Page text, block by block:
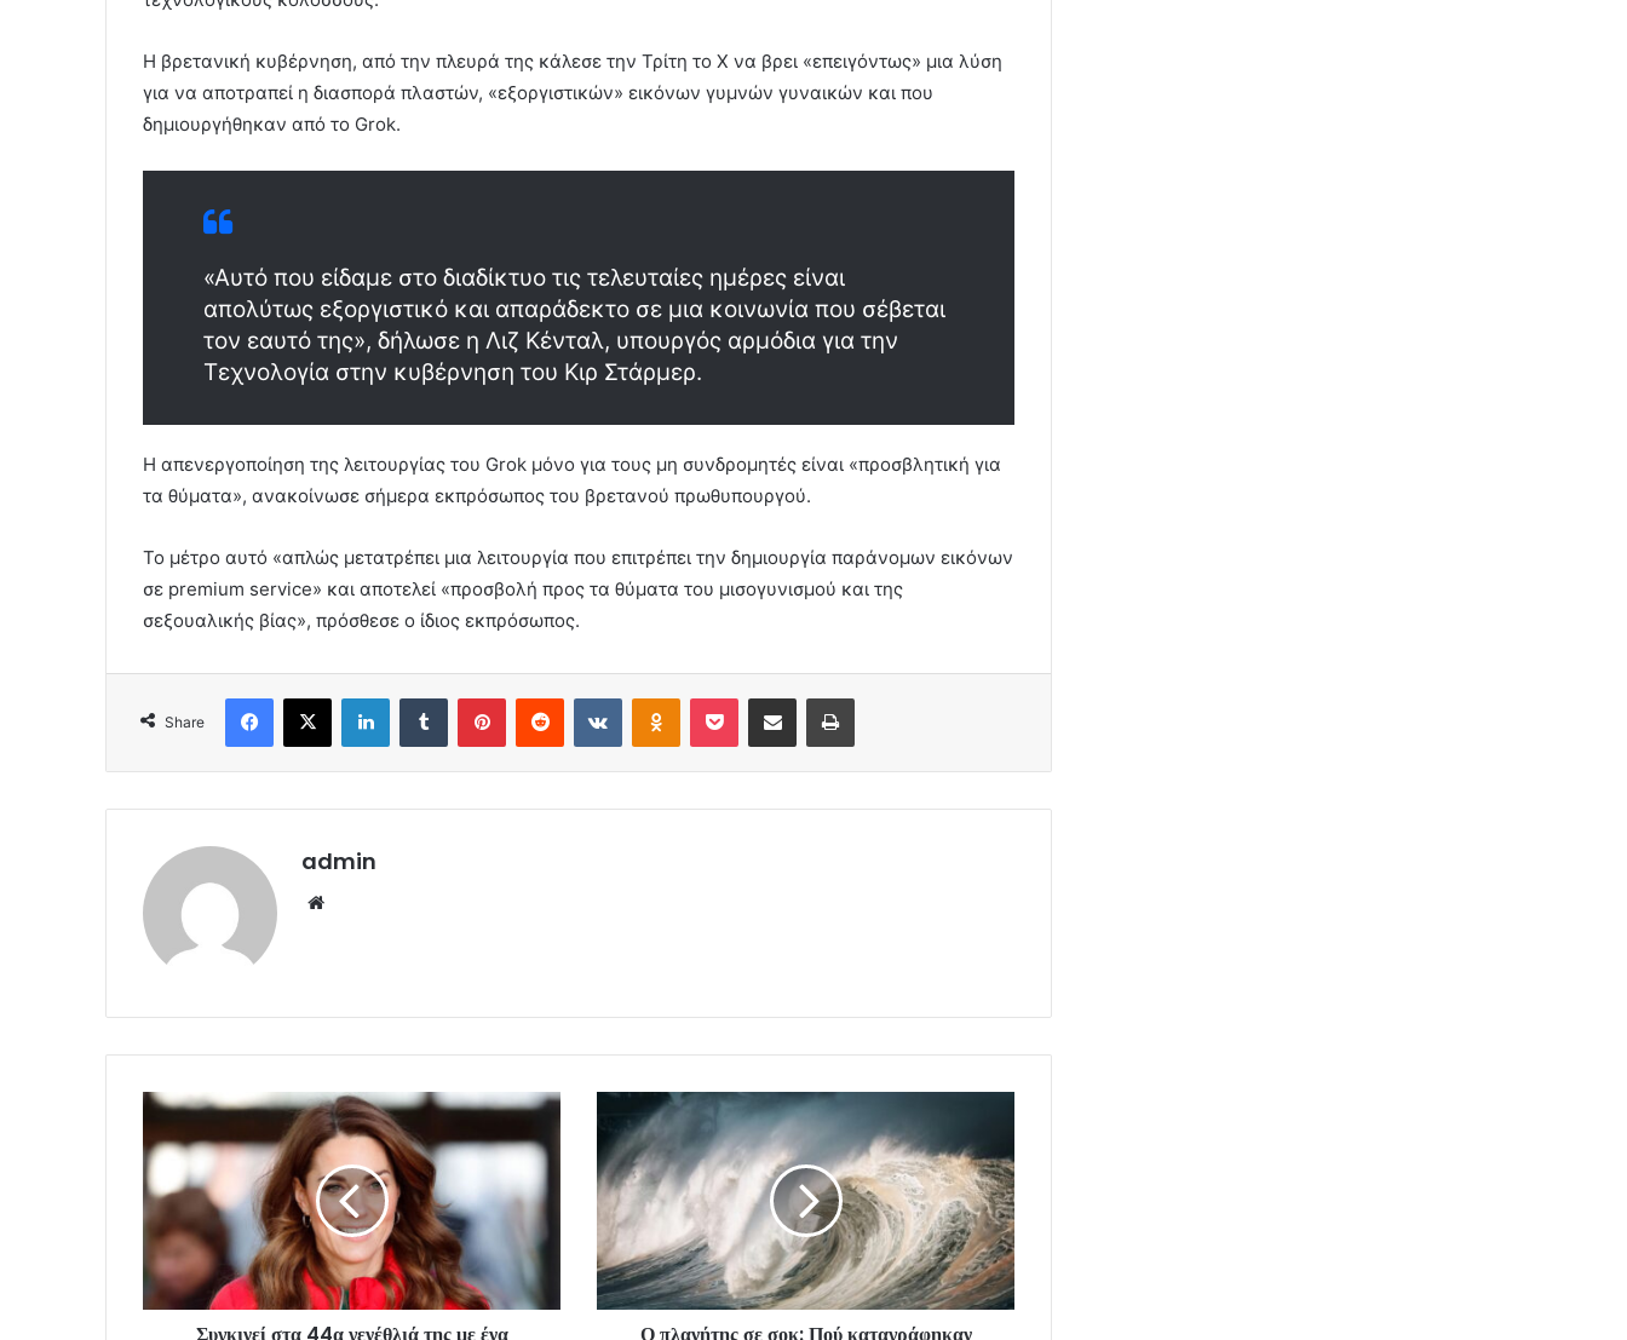
Η βρετανική κυβέρνηση, από την πλευρά της κάλεσε την Τρίτη το X να βρει «επειγόντως» μια λύση
για να αποτραπεί η διασπορά πλαστών, «εξοργιστικών» εικόνων γυμνών γυναικών και που
δημιουργήθηκαν από το Grok.
«Αυτό που είδαμε στο διαδίκτυο τις τελευταίες ημέρες είναι
απολύτως εξοργιστικό και απαράδεκτο σε μια κοινωνία που σέβεται
τον εαυτό της», δήλωσε η Λιζ Κένταλ, υπουργός αρμόδια για την
Τεχνολογία στην κυβέρνηση του Κιρ Στάρμερ.
Η απενεργοποίηση της λειτουργίας του Grok μόνο για τους μη συνδρομητές είναι «προσβλητική για
τα θύματα», ανακοίνωσε σήμερα εκπρόσωπος του βρετανού πρωθυπουργού.
Το μέτρο αυτό «απλώς μετατρέπει μια λειτουργία που επιτρέπει την δημιουργία παράνομων εικόνων
σε premium service» και αποτελεί «προσβολή προς τα θύματα του μισογυνισμού και της
σεξουαλικής βίας», πρόσθεσε ο ίδιος εκπρόσωπος.
Share
Facebook
X LinkedInTumblr PinterestReddit VKontakteOdnoklassniki
Pocket Share via Email Print
admin
Συγκινεί στα 44α γενέθλιά της με ένα Ο πλανήτης σε σοκ: Πού καταγράφηκαν